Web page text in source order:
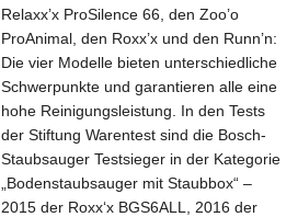
Relaxx’x ProSilence 66, den Zoo’o
ProAnimal, den Roxx’x und den Runn’n:
Die vier Modelle bieten unterschiedliche
Schwerpunkte und garantieren alle eine
hohe Reinigungsleistung. In den Tests
der Stiftung Warentest sind die Bosch-
Staubsauger Testsieger in der Kategorie
„Bodenstaubsauger mit Staubbox“ –
2015 der Roxx‘x BGS6ALL, 2016 der